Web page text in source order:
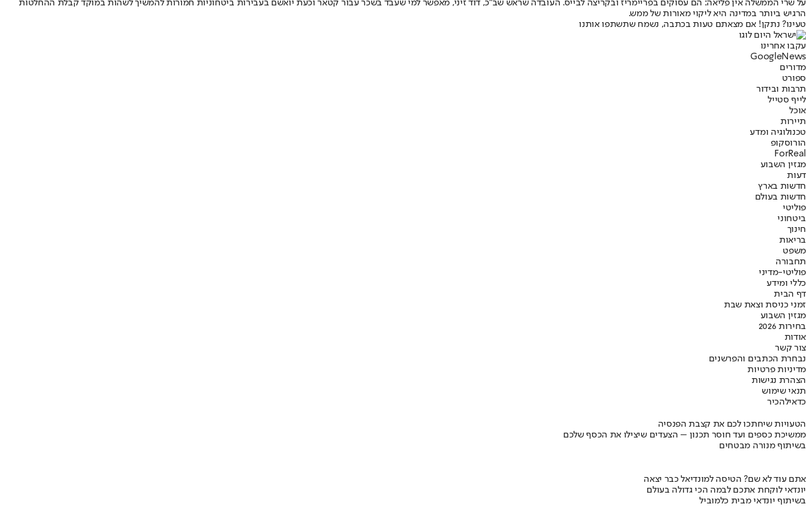
על שרי הממשלה אין פליאה: הם עסוקים בפריימריז ובקריצה לבייס. העובדה שראש שב"כ, דוד זיני, מאפשר למי שעבד בשכר עבור קטאר וכעת יואשם בעבירות ביטחוניות חמורות להמשיך לשהות במוקד קבלת ההחלטות
הרגיש ביותר במדינה היא ליקוי מאורות של ממש.
טעינו? נתקן! אם מצאתם טעות בכתבה, נשמח שתשתפו אותנו
עקבו אחרינו
Googl eNews
מדורים
ספורט
תרבות ובידור
לייף סטייל
אוכל
תיירות
טכנולוגיה ומדע
הורוסקופ
ForReal
מגזין השבוע
דעות
חדשות בארץ
חדשות בעולם
פוליטי
ביטחוני
חינוך
בריאות
משפט
תחבורה
פוליטי-מדיני
כללי ומידע
דף הבית
זמני כניסת וצאת שבת
מגזין השבוע
בחירות 2026
אודות
צור קשר
נבחרת הכתבים והפרשנים
מדיניות פרטיות
הצהרת נגישות
תנאי שימוש
כדאילהכיר
הטעויות שיחתכו לכם את קצבת הפנסיה
ממשיכת כספים ועד חוסר תכנון – הצעדים שיצילו את הכסף שלכם
בשיתוף מנורה מבטחים
אתם עוד לא שם? הטיסה למונדיאל כבר יצאה
יונדאי לוקחת אתכם לבמה הכי גדולה בעולם
בשיתוף יונדאי מבית כלמוביל